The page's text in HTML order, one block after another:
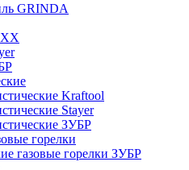
GRINDA
Kraftool
Stayer
ЗУБР
горелки
газовые горелки ЗУБР